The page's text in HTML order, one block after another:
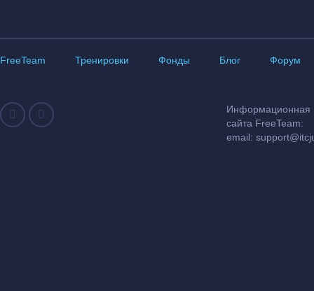
FreeTeam Тренировки Фонды Блог Форум
Информационная
сайта FreeTeam:
email: